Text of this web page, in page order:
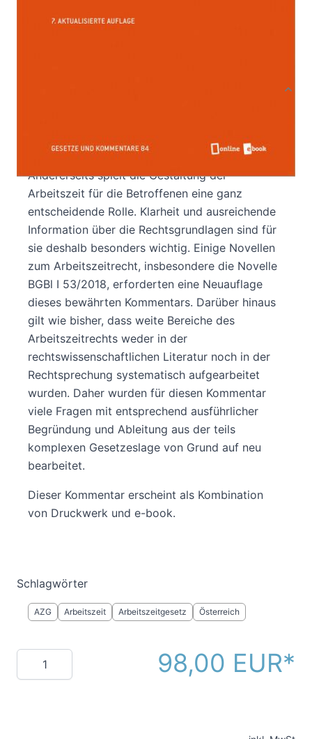
Bibliografische Daten
ist für die praktische Anwendung so schwer
zugänglich wie das Arbeitszeitrecht.
Andererseits spielt die Gestaltung der
Arbeitszeit für die Betroffenen eine ganz
entscheidende Rolle. Klarheit und ausreichende
Information über die Rechtsgrundlagen sind für
sie deshalb besonders wichtig. Einige Novellen
zum Arbeitszeitrecht, insbesondere die Novelle
BGBl I 53/2018, erforderten eine Neuauflage
dieses bewährten Kommentars. Darüber hinaus
gilt wie bisher, dass weite Bereiche des
Arbeitszeitrechts weder in der
rechtswissenschaftlichen Literatur noch in der
Rechtsprechung systematisch aufgearbeitet
wurden. Daher wurden für diesen Kommentar
viele Fragen mit entsprechend ausführlicher
Begründung und Ableitung aus der teils
komplexen Gesetzeslage von Grund auf neu
bearbeitet.
Dieser Kommentar erscheint als Kombination
von Druckwerk und e-book.
Schlagwörter
AZG Arbeitszeit Arbeitszeitgesetz Österreich
Menge 98,00 EUR